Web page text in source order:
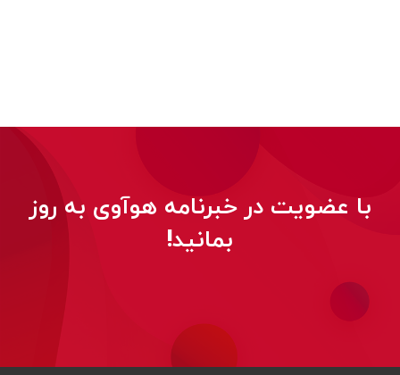
با عضویت در خبرنامه هوآوی به روز
بمانید!